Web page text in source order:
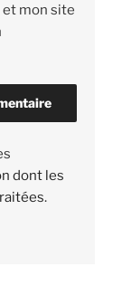
mon site
dont les
.